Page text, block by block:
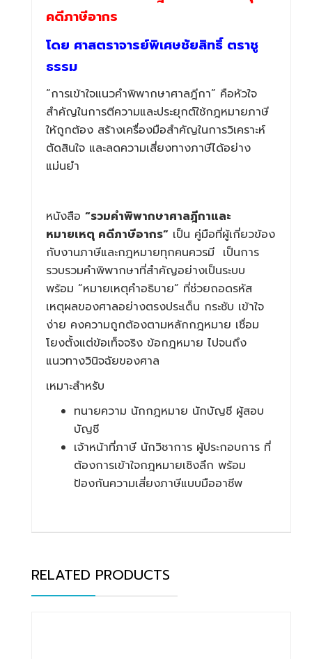
คดีภาษีอากร
โดย ศาสตราจารย์พิเศษชัยสิทธิ์ ตราชู
ธรรม
“การเข้าใจแนวคำพิพากษาศาลฎีกา” คือหัวใจ
สำคัญในการตีความและประยุกต์ใช้กฎหมายภาษี
ให้ถูกต้อง สร้างเครื่องมือสำคัญในการวิเคราะห์
ตัดสินใจ และลดความเสี่ยงทางภาษีได้อย่าง
แม่นยำ
หนังสือ “รวมคำพิพากษาศาลฎีกาและ
หมายเหตุ คดีภาษีอากร” เป็น คู่มือที่ผู้เกี่ยวข้อง
กับงานภาษีและกฎหมายทุกคนควรมี เป็นการ
รวบรวมคำพิพากษาที่สำคัญอย่างเป็นระบบ
พร้อม “หมายเหตุคำอธิบาย” ที่ช่วยถอดรหัส
เหตุผลของศาลอย่างตรงประเด็น กระชับ เข้าใจ
ง่าย คงความถูกต้องตามหลักกฎหมาย เชื่อม
โยงตั้งแต่ข้อเท็จจริง ข้อกฎหมาย ไปจนถึง
แนวทางวินิจฉัยของศาล
เหมาะสำหรับ
ทนายความ นักกฎหมาย นักบัญชี ผู้สอบ
บัญชี
เจ้าหน้าที่ภาษี นักวิชาการ ผู้ประกอบการ ที่
ต้องการเข้าใจกฎหมายเชิงลึก พร้อม
ป้องกันความเสี่ยงภาษีแบบมืออาชีพ
RELATED PRODUCTS